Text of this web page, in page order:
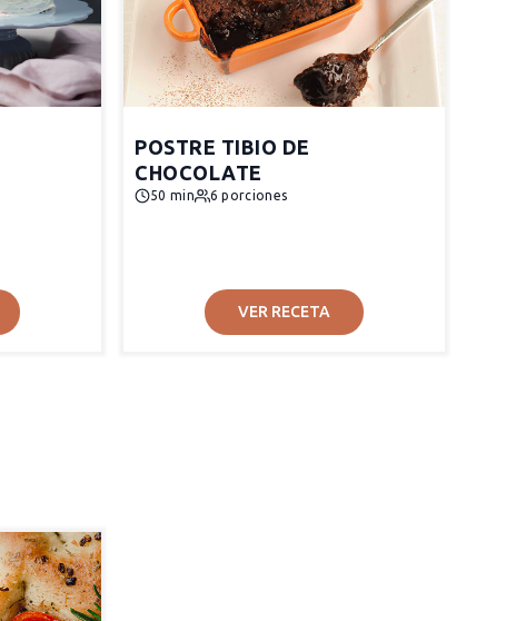
POSTRE TIBIO DE
CHOCOLATE
50 min 6 porciones
VER RECETA